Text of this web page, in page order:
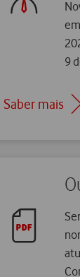
9
Saber mais